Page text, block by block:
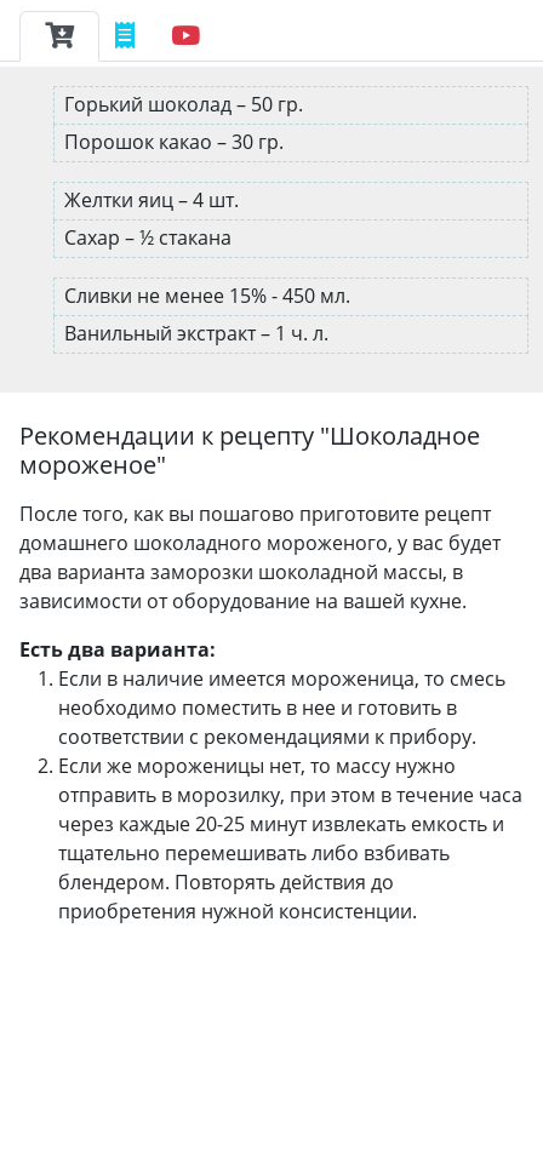
Горький шоколад – 50 гр.
Порошок какао – 30 гр.
Желтки яиц – 4 шт.
Сахар – ½ стакана
Сливки не менее 15% - 450 мл.
Ванильный экстракт – 1 ч. л.
Рекомендации к рецепту "Шоколадное
мороженое"
После того, как вы пошагово приготовите рецепт
домашнего шоколадного мороженого, у вас будет
два варианта заморозки шоколадной массы, в
зависимости от оборудование на вашей кухне.
Есть два варианта:
Если в наличие имеется мороженица, то смесь
необходимо поместить в нее и готовить в
соответствии с рекомендациями к прибору.
Если же мороженицы нет, то массу нужно
отправить в морозилку, при этом в течение часа
через каждые 20-25 минут извлекать емкость и
тщательно перемешивать либо взбивать
блендером. Повторять действия до
приобретения нужной консистенции.